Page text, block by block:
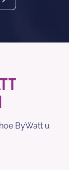
ByWatt u